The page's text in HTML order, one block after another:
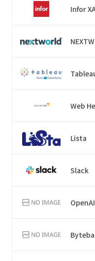
Infor
Web
Lista
Slack